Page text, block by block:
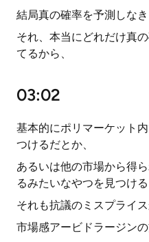
結局真の確率を予測しな
それ、本当にどれだけ真
てるから、
03:02
基本的にポリマーケット
つけるだとか、
あるいは他の市場から得
るみたいなやつを見つける
それも抗議のミスプライス
市場感アービドラージン